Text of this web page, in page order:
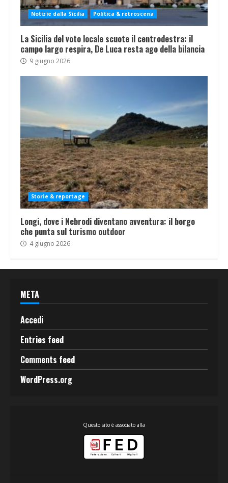
Notizie dalla Sicilia Politica & retroscena
La Sicilia del voto locale scuote il centrodestra: il
campo largo respira, De Luca resta ago della bilancia
9 giugno 2026
Storie & reportage
Longi, dove i Nebrodi diventano avventura: il borgo
che punta sul turismo outdoor
4 giugno 2026
META
Accedi
Entries feed
Comments feed
WordPress.org
Questo sito è associato alla